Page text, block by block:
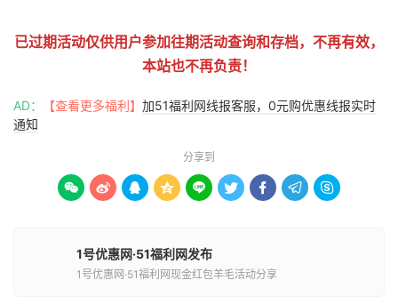
已过期活动仅供用户参加往期活动查询和存档，不再有效，
本站也不再负责！
AD： 【查看更多福利】 加51福利网线报客服，0元购优惠线报实时
通知
分享到
        
1号优惠网·51福利网发布
1号优惠网·51福利网现金红包羊毛活动分享